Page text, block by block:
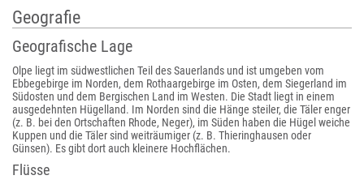
Geografie
Geografische Lage
Olpe liegt im südwestlichen Teil des Sauerlands und ist umgeben vom
Ebbegebirge im Norden, dem Rothaargebirge im Osten, dem Siegerland im
Südosten und dem Bergischen Land im Westen. Die Stadt liegt in einem
ausgedehnten Hügelland. Im Norden sind die Hänge steiler, die Täler enger
(z. B. bei den Ortschaften Rhode, Neger), im Süden haben die Hügel weiche
Kuppen und die Täler sind weiträumiger (z. B. Thieringhausen oder
Günsen). Es gibt dort auch kleinere Hochflächen.
Flüsse